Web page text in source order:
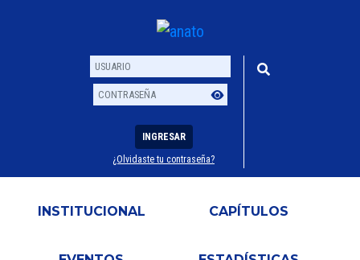
Usuario
Contraseña
INGRESAR
¿Olvidaste tu contraseña?
INSTITUCIONAL CAPÍTULOS